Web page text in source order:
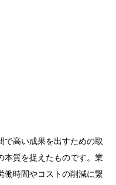
で高い成果を出すための取
本質を捉えたものです。業
働時間やコストの削減に繋